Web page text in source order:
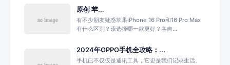
原创 苹...
有不少朋友疑惑苹果iPhone 16 Pro和16 Pro Max
有什么区别？该选择哪一款更好？各自...
2024年OPPO手机全攻略：...
手机已不仅仅是通讯工具，它更是我们记录生活、